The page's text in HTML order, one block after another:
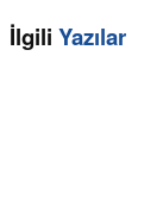
İlgili Yazılar